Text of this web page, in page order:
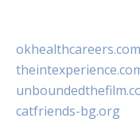
okhealthcareers.com
catfriends-bg.org